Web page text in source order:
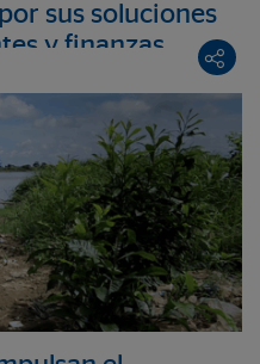
sus soluciones
y finanzas